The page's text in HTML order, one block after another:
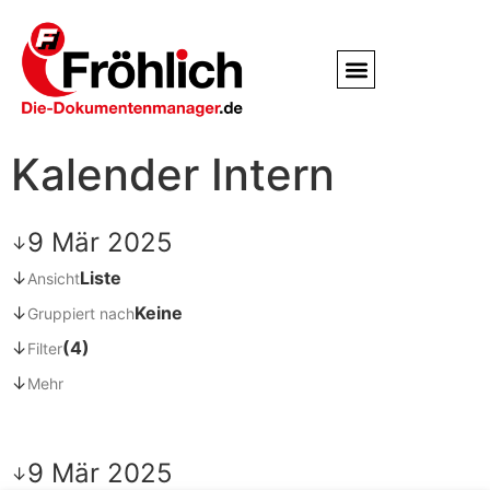
Kalender Intern
↓9 Mär 2025
↓AnsichtListe
↓Gruppiert nachKeine
↓Filter(4)
↓Mehr
↓9 Mär 2025